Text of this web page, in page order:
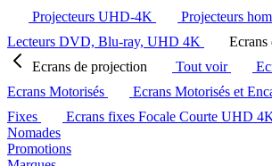
Projecteurs UHD-4K
Projecteurs
Lecteurs DVD, Blu-ray, UHD 4K
Ecrans
Ecrans de projection
Tout voir
Ecrans Motorisés
Ecrans Motorisés et
Fixes
Ecrans fixes Focale Courte UHD
Nomades
Promotions